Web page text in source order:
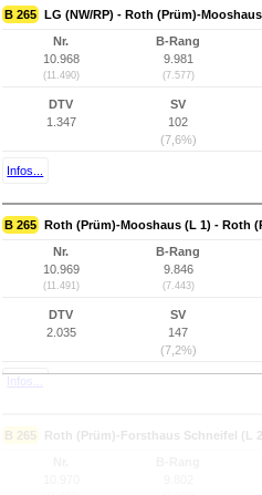
B 265 LG (NW/RP) - Roth (Prüm)-
Nr.
10.968
(11.490)
B-Rang
9.981
(7.577)
DTV
1.347
SV
102
(7,6%)
Infos...
B 265 Roth (Prüm)-Mooshaus (L 1) - Roth
Nr.
10.969
(11.491)
B-Rang
9.846
(7.443)
DTV
2.035
SV
147
(7,2%)
Infos...
B 265 Roth (Prüm)-Forsthaus Schneifel (L